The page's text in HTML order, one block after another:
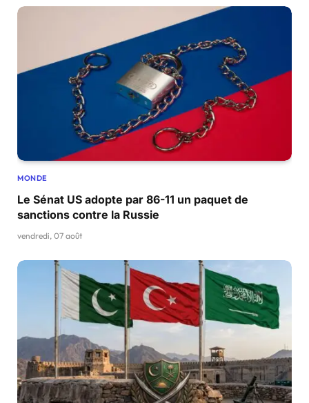
MONDE
Le Sénat US adopte par 86-11 un paquet de
sanctions contre la Russie
vendredi, 07 août